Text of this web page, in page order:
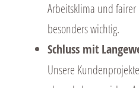
Arbeitsklima und
besonders wichtig.
Schluss mit
Unsere